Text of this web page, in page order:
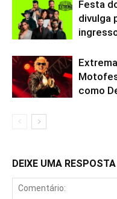
Festa
divulga
como
DEIXE UMA RESPOSTA